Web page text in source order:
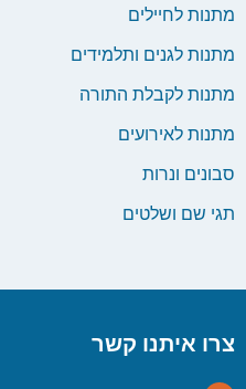
מתנות לחיילים
מתנות לגנים ותלמידים
מתנות לקבלת התורה
מתנות לאירועים
סבונים ונרות
תגי שם ושלטים
צרו איתנו קשר